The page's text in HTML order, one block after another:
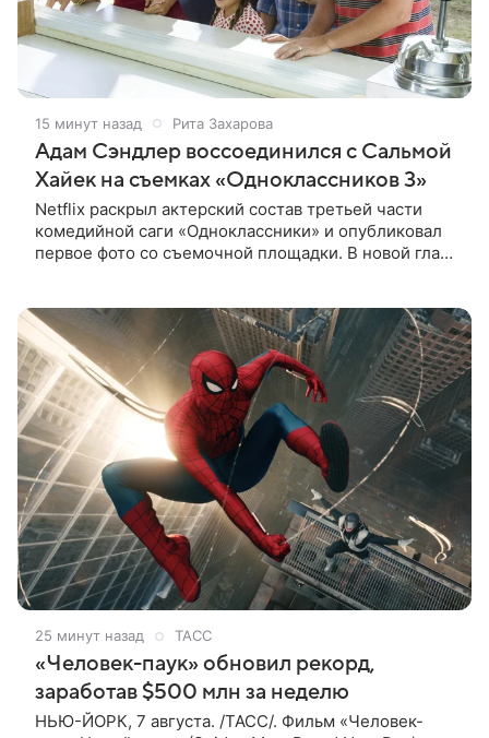
15 минут назад Рита Захарова
Адам Сэндлер воссоединился с Сальмой
Хайек на съемках «Одноклассников 3»
Netflix раскрыл актерский состав третьей части
комедийной саги «Одноклассники» и опубликовал
первое фото со съемочной площадки. В новой главе
25 минут назад ТАСС
«Человек-паук» обновил рекорд,
заработав $500 млн за неделю
НЬЮ-ЙОРК, 7 августа. /ТАСС/. Фильм «Человек-